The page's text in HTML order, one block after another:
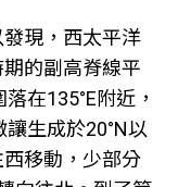
現，西太平洋
的副高脊線平
在135°E附近，
生成於20°N以
移動，少部分